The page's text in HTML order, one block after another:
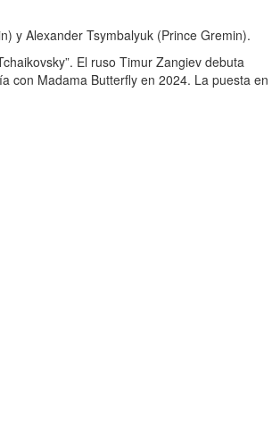
y Alexander Tsymbalyuk (Prince Gremin).
El ruso Timur Zangiev debuta
con Madama Butterfly en 2024. La puesta en